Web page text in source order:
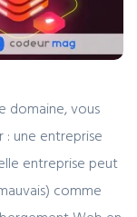
domaine, vous
: une entreprise
entreprise peut
comme